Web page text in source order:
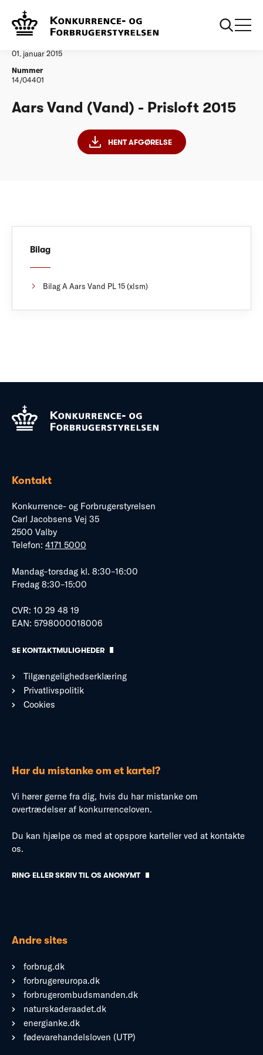
Vandtilsyn
01. januar 2015
Nummer
14/04401
Aars Vand (Vand) - Prisloft 2015
HENT AFGØRELSE
Bilag
Bilag A Aars Vand PL 15 (xlsm)
Kontakt
Konkurrence- og Forbrugerstyrelsen
Carl Jacobsens Vej 35
2500 Valby
Telefon: 4171 5000
Mandag–torsdag kl. 8:30–16:00
Fredag 8:30–15:00
CVR: 10 29 48 19
EAN: 5798000018006
SE KONTAKTMULIGHEDER
Tilgængelighedserklæring
Privatlivspolitik
Cookies
Har du mistanke om et kartel?
Vi hører gerne fra dig, hvis du har mistanke om
overtrædelser af konkurrenceloven.
Du kan hjælpe os med at opspore karteller ved at kontakte
os.
RING ELLER SKRIV TIL OS ANONYMT
Andre sites
forbrug.dk
forbrugereuropa.dk
forbrugerombudsmanden.dk
naturskaderaadet.dk
energianke.dk
fødevarehandelsloven (UTP)